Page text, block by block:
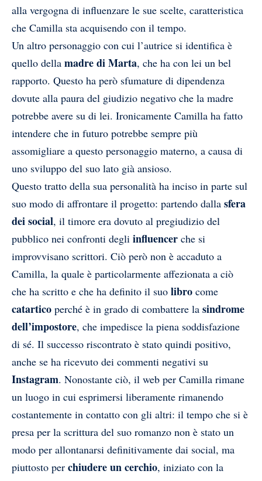
alla vergogna di influenzare le sue scelte, caratteristica
che Camilla sta acquisendo con il tempo.
Un altro personaggio con cui l’autrice si identifica è
quello della madre di Marta, che ha con lei un bel
rapporto. Questo ha però sfumature di dipendenza
dovute alla paura del giudizio negativo che la madre
potrebbe avere su di lei. Ironicamente Camilla ha fatto
intendere che in futuro potrebbe sempre più
assomigliare a questo personaggio materno, a causa di
uno sviluppo del suo lato già ansioso.
Questo tratto della sua personalità ha inciso in parte sul
suo modo di affrontare il progetto: partendo dalla sfera
dei social, il timore era dovuto al pregiudizio del
pubblico nei confronti degli influencer che si
improvvisano scrittori. Ciò però non è accaduto a
Camilla, la quale è particolarmente affezionata a ciò
che ha scritto e che ha definito il suo libro come
catartico perché è in grado di combattere la sindrome
dell’impostore, che impedisce la piena soddisfazione
di sé. Il successo riscontrato è stato quindi positivo,
anche se ha ricevuto dei commenti negativi su
Instagram. Nonostante ciò, il web per Camilla rimane
un luogo in cui esprimersi liberamente rimanendo
costantemente in contatto con gli altri: il tempo che si è
presa per la scrittura del suo romanzo non è stato un
modo per allontanarsi definitivamente dai social, ma
piuttosto per chiudere un cerchio, iniziato con la